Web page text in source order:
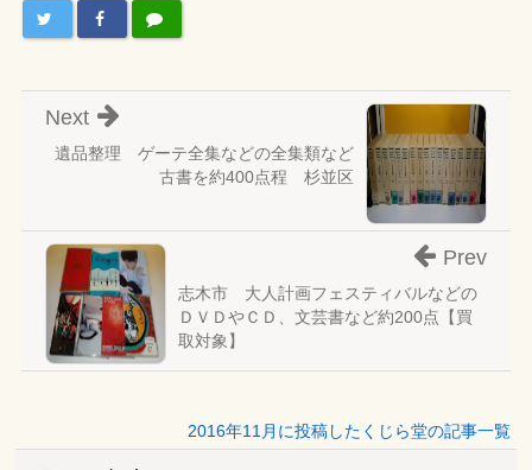
遺品整理 ゲーテ全集などの全集類など
古書を約400点程 杉並区
Next
志木市 大人計画フェスティバルなどの
ＤＶＤやＣＤ、文芸書など約200点【買
取対象】
Prev
2016年11月に投稿したくじら堂の記事一覧